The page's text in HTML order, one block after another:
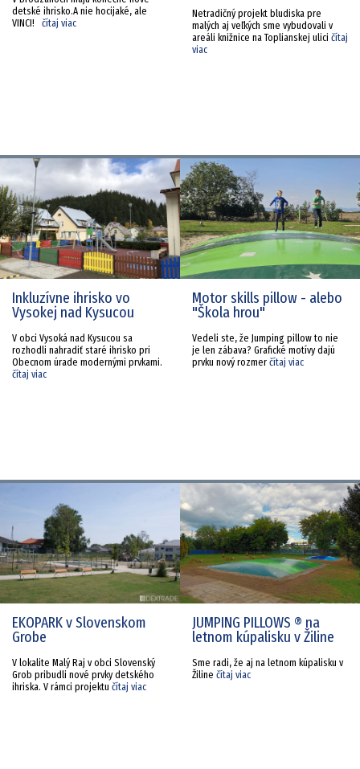
detské ihrisko.A nie hocijaké, ale
VINCI! čítaj viac
Netradičný projekt bludiska pre
malých aj veľkých sme vybudovali v
areáli knižnice na Toplianskej ulici čítaj
viac
Inkluzívne ihrisko vo
Vysokej nad Kysucou
V obci Vysoká nad Kysucou sa
rozhodli nahradiť staré ihrisko pri
Obecnom úrade modernými prvkami.
čítaj viac
Motor skills pillow - alebo
"Škola hrou"
Vedeli ste, že Jumping pillow to nie
je len zábava? Grafické motívy dajú
prvku nový rozmer čítaj viac
EKOPARK v Slovenskom
Grobe
V lokalite Malý Raj v obci Slovenský
Grob pribudli nové prvky detského
ihriska. V rámci projektu čítaj viac
JUMPING PILLOWS ® na
letnom kúpalisku v Žiline
Sme radi, že aj na letnom kúpalisku v
Žiline čítaj viac